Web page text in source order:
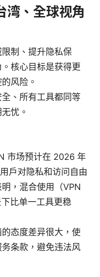
湾、全球视角
制、提升隐私保
核心目标是获得更
风险。
、所有工具都同等
忧。
市场预计在 2026 年
户对隐私和访问自由
，混合使用（VPN
比单一工具更稳
态度差异很大，使
条款，避免违法风